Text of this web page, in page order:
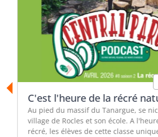
C'est l'heure de la récré
Au pied du massif du Tanargue, se
village de Rocles et son école. A
récré, les élèves de cette classe